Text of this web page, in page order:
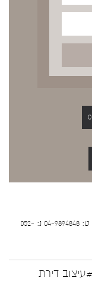
הילית קרש עיצוב ואדריכלות פנים, מושב הבונים, ט: 04-9894848 נ: 052-
#עיצוב דירת